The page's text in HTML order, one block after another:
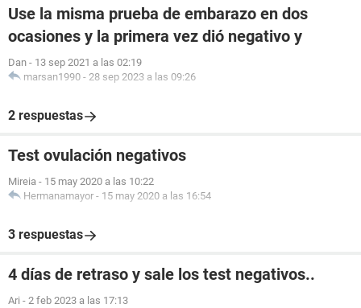
Use la misma prueba de embarazo en dos
ocasiones y la primera vez dió negativo y
Dan - 13 sep 2021 a las 02:19
marsan1990 - 28 sep 2023 a las 09:26
2 respuestas
Test ovulación negativos
Mireia - 15 may 2020 a las 10:22
Hermanamayor - 15 may 2020 a las 16:54
3 respuestas
4 días de retraso y sale los test negativos..
Ari - 2 feb 2023 a las 17:13